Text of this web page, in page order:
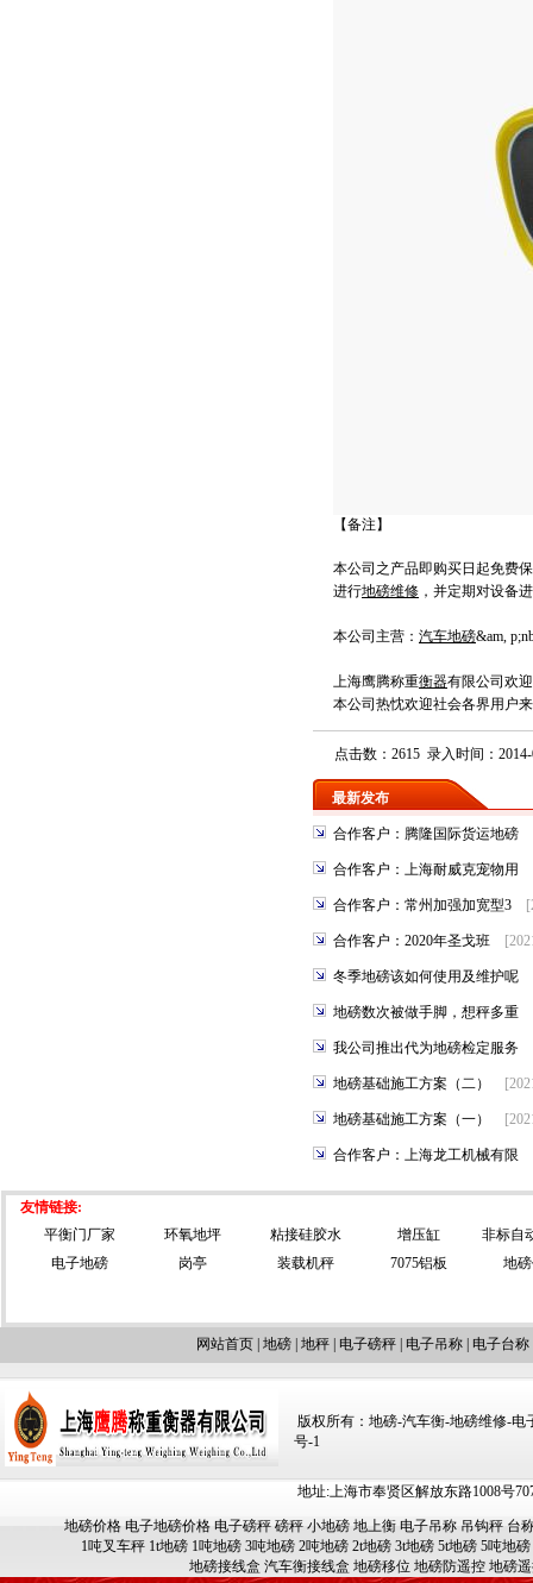
【备注】
本公司之产品即购买日起免费
进行地磅维修 ，并定期对设备
本公司主营： 汽车地磅&am,
上海鹰腾称重衡器有限公司 欢
本公司热忱欢迎社会各界用户
点击数：2615 录入时间：
最新发布
合作客户：腾隆国际货运地磅
合作客户：上海耐威克宠物用
合作客户：常州加强加宽型3
合作客户：2020年圣戈班
冬季地磅该如何使用及维护呢
地磅数次被做手脚，想秤多重
我公司推出代为地磅检定服务
地磅基础施工方案（二）
地磅基础施工方案（一）
合作客户：上海龙工机械有限
友情链接:
平衡门厂家
环氧地坪 粘接硅胶水 增压缸
非标自
电子地磅
岗亭 装载机秤 7075铝板 地
网站首页 地磅 地秤 电子磅秤 电子吊称 电子台称
版权所有：地磅-汽车衡-地磅维修-电
号-1
地址:上海市奉贤区解放东路1008号
地磅价格 电子地磅价格 电子磅秤 磅秤 小地磅 地上衡 电子吊称 吊钩秤 台
1吨叉车秤 1t地磅 1吨地磅 3吨地磅 2吨地磅 2t地磅 3t地磅 5t地磅 5吨地磅
地磅接线盒 汽车衡接线盒 地磅移位 地磅防遥控 地磅